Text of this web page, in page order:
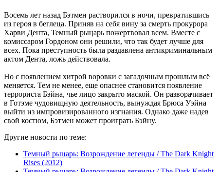
Восемь лет назад Бэтмен растворился в ночи, превратившись
из героя в беглеца. Приняв на себя вину за смерть прокурора
Харви Дента, Темный рыцарь пожертвовал всем. Вместе с
комиссаром Гордоном они решили, что так будет лучше для
всех. Пока преступность была раздавлена антикриминальным
актом Дента, ложь действовала.
Но с появлением хитрой воровки с загадочным прошлым всё
меняется. Тем не менее, еще опаснее становится появление
террориста Бэйна, чье лицо закрыто маской. Он разворачивает
в Готэме чудовищную деятельность, вынуждая Брюса Уэйна
выйти из импровизированного изгнания. Однако даже надев
свой костюм, Бэтмен может проиграть Бэйну.
Другие новости по теме:
Темный рыцарь: Возрождение легенды / The Dark Knight
Rises (2012)